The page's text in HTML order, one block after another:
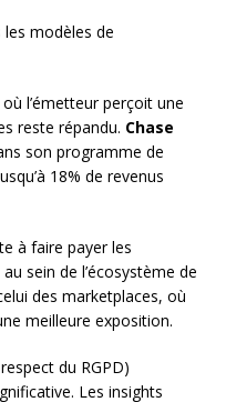
modèles de
l’émetteur perçoit une
reste répandu. Chase
son programme de
18% de revenus
à faire payer les
sein de l’écosystème de
des marketplaces, où
meilleure exposition.
du RGPD)
Les insights